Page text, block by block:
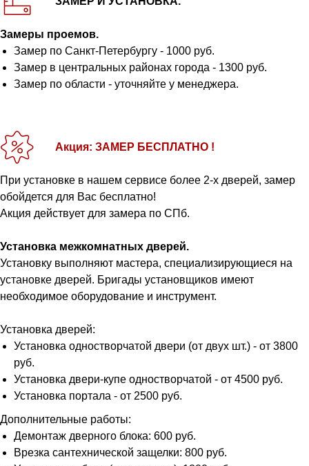
Замеры проемов.
Замер по Санкт-Петербургу - 1000 руб.
Замер в центральных районах города - 1300 руб.
Замер по области - уточняйте у менеджера.
Акция: ЗАМЕР БЕСПЛАТНО !
При установке в нашем сервисе более 2-х дверей, замер
обойдется для Вас бесплатно!
Акция действует для замера по СПб.
Установка межкомнатных дверей.
Установку выполняют мастера, специализирующиеся на
установке дверей. Бригады установщиков имеют
необходимое оборудование и инструмент.
Установка дверей:
Установка одностворчатой двери (от двух шт.) - от 3800
руб.
Установка двери-купе одностворчатой - от 4500 руб.
Установка портала - от 2500 руб.
Дополнительные работы:
Демонтаж дверного блока: 600 руб.
Врезка сантехнической защелки: 800 руб.